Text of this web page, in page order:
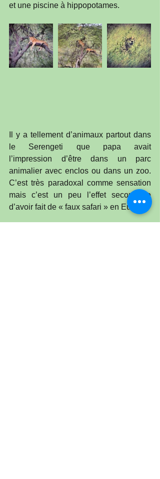
et une piscine à hippopotames.
Il y a tellement d’animaux partout dans
le Serengeti que papa avait
l’impression d’être dans un parc
animalier avec enclos ou dans un zoo.
C’est très paradoxal comme sensation
mais c’est un peu l’effet secondaire
d’avoir fait de « faux safari » en Europe.